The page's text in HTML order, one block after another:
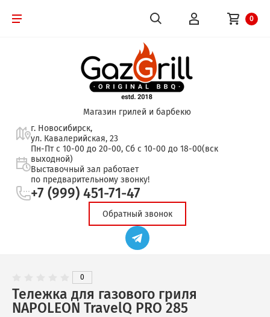
0
Магазин грилей и барбекю
г. Новосибирск,
ул. Кавалерийская, 23
Пн-Пт с 10-00 до 20-00, Сб с 10-00 до 18-00(вск
выходной)
Выставочный зал работает
по предварительному звонку!
+7 (999) 451-71-47
Обратный звонок
0
Тележка для газового гриля
NAPOLEON TravelQ PRO 285